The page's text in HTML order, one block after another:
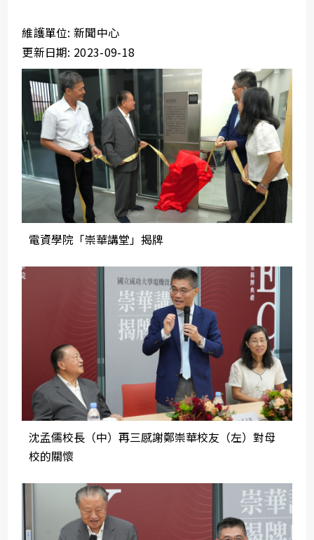
維護單位: 新聞中心
更新日期: 2023-09-18
電資學院「崇華講堂」揭牌
沈孟儒校長（中）再三感謝鄭崇華校友（左）對母
校的關懷